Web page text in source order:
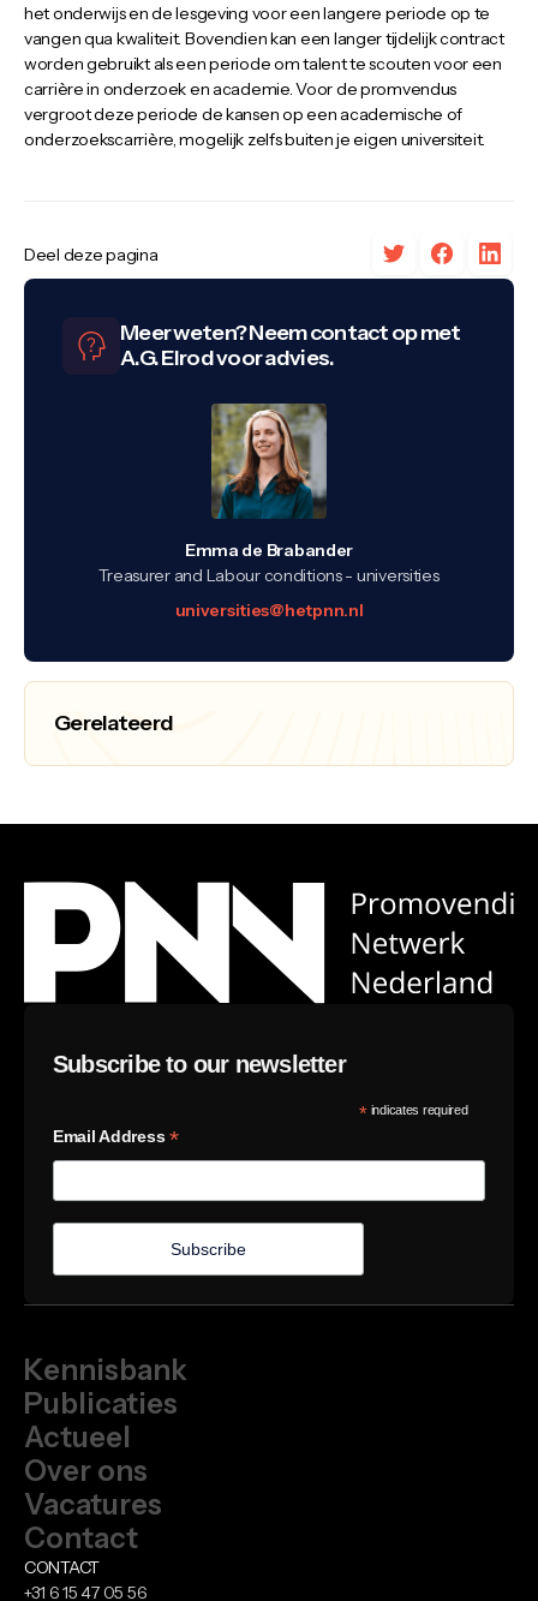
Meer weten? Neem contact op met
A.G. Elrod voor advies.
Emma de Brabander
Treasurer and Labour conditions - universities
universities@hetpnn.nl
Gerelateerd
het onderwijs en de lesgeving voor een langere periode op te
vangen qua kwaliteit. Bovendien kan een langer tijdelijk contract
worden gebruikt als een periode om talent te scouten voor een
carrière in onderzoek en academie. Voor de promvendus
vergroot deze periode de kansen op een academische of
onderzoekscarrière, mogelijk zelfs buiten je eigen universiteit.
Deel deze pagina
Subscribe to our newsletter
*indicates required
Email Address*
CONTACT
+31 6 15 47 05 56
Kennisbank
Publicaties
Actueel
Over ons
Vacatures
Contact